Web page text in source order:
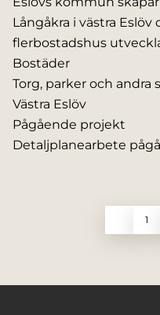
Långåkra i västra
flerbostadshus
Bostäder
Torg, parker och andra
Västra Eslöv
Pågående projekt
Detaljplanearbete
1